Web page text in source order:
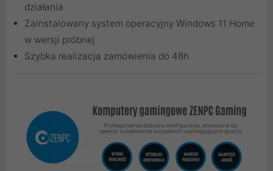
działania
Zainstalowany system operacyjny Windows 11 Home
w wersji próbnej
Szybka realizacja zamówienia do 48h